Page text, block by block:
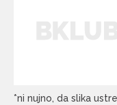
*ni nujno, da slika